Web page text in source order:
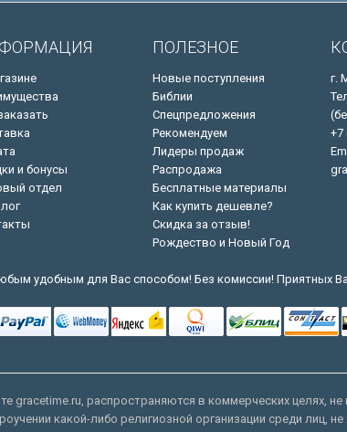
и бонусы
отдел
ПОЛЕЗНОЕ
Новые поступления
Библии
Спецпредложения
Рекомендуем
Лидеры продаж
Распродажа
Бесплатные материалы
Как купить дешевле?
Скидка за отзыв!
Рождество и Новый Год
г.
+7
удобным для Вас способом! Без комиссии! Приятных
gracetime.ru, распространяются в коммерческих целях,
какой-либо религиозной организации среди лиц,